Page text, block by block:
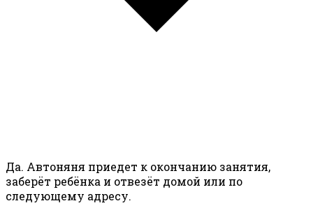
Да. Автоняня приедет к окончанию занятия,
заберёт ребёнка и отвезёт домой или по
следующему адресу.